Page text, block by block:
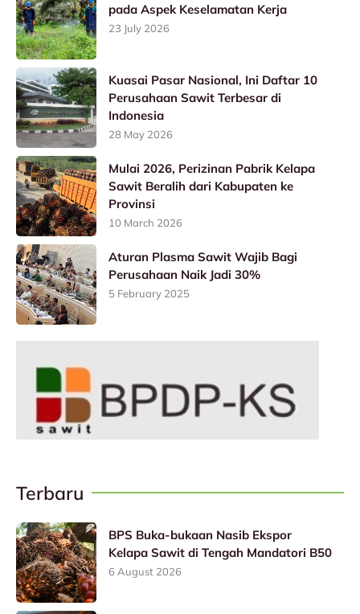
pada Aspek Keselamatan Kerja
23 July 2026
Kuasai Pasar Nasional, Ini Daftar 10
Perusahaan Sawit Terbesar di
Indonesia
28 May 2026
Mulai 2026, Perizinan Pabrik Kelapa
Sawit Beralih dari Kabupaten ke
Provinsi
10 March 2026
Aturan Plasma Sawit Wajib Bagi
Perusahaan Naik Jadi 30%
5 February 2025
Terbaru
BPS Buka-bukaan Nasib Ekspor
Kelapa Sawit di Tengah Mandatori B50
6 August 2026